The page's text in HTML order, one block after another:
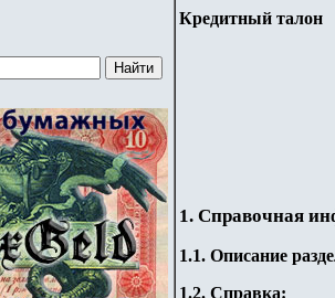
Кредитный талон
1. Справочная
1.1. Описание
1.2. Справка: